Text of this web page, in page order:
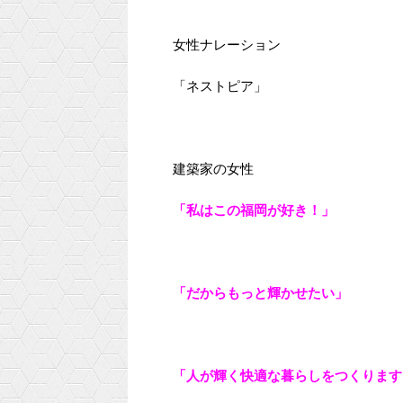
女性ナレーション
「ネストピア」
建築家の女性
「私はこの福岡が好き！」
「だからもっと輝かせたい」
「人が輝く快適な暮らしをつくりま